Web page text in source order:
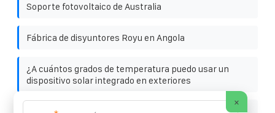
Soporte fotovoltaico de Australia
Fábrica de disyuntores Royu en Angola
¿A cuántos grados de temperatura puedo usar un
dispositivo solar integrado en exteriores
×